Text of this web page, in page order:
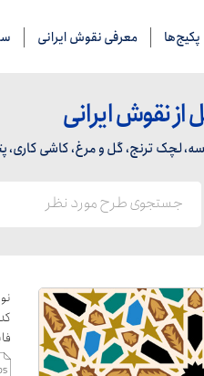
پکیج‌ها معرفی نقوش ایرانی
نقوش ایرانی
لچک ترنج، گل و مرغ، کاشی کاری،